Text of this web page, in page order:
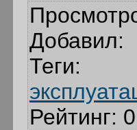
Добавил:
Теги:
Рейтинг: